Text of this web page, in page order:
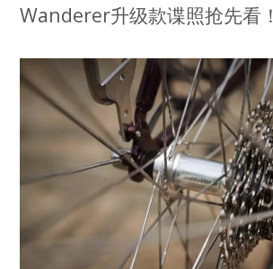
Wanderer升级款谍照抢先看！